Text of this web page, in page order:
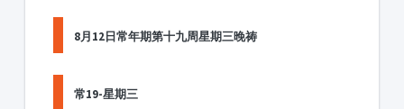
8月12日常年期第十九周星期三晚祷
常19-星期三